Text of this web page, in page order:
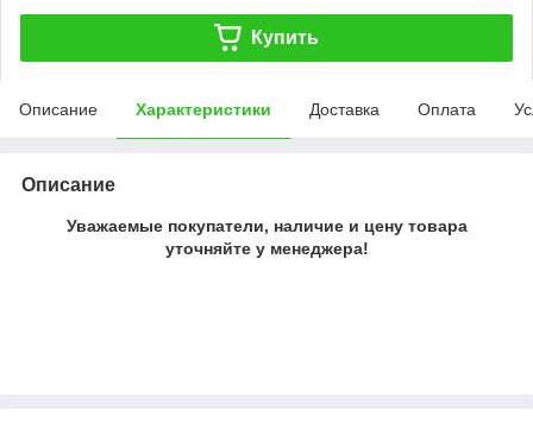
Купить
Описание Характеристики Доставка Оплата
Описание
Уважаемые покупатели, наличие и цену товара
уточняйте у менеджера!